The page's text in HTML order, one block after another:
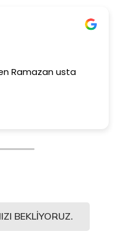
Ramazan usta
BEKLIYORUZ.